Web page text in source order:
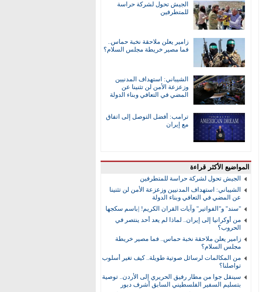
الجيش تحول لشركة حراسة
للمتطرفين
زامير يعلن ملاحقة نخبة حماس..
فما مصير خريطة مجلس السلام؟
الشيباني: استهداف المدنيين
وزعزعة الأمن لن تثنينا عن
المضي في التعافي وبناء الدولة
ترامب: أفضل التوصل إلى اتفاق
مع إيران
المواضيع الأكثر قراءة
الجيش تحول لشركة حراسة للمتطرفين
الشيباني: استهداف المدنيين وزعزعة الأمن لن تثنينا
عن المضي في التعافي وبناء الدولة
"سند" و"الفواتير" وآيات القران الكريم! |باسم سكجها
من أوكرانيا إلى إيران.. لماذا لم يعد أحد ينتصر في
الحروب؟
زامير يعلن ملاحقة نخبة حماس.. فما مصير خريطة
مجلس السلام؟
من المكالمات لرسائل صوتية طويلة.. كيف تغير أسلوب
تواصلنا؟
سينقل جوا من مطار رفيق الحريري إلى الأردن.. توصية
بتسليم السفير الفلسطيني السابق أشرف دبور